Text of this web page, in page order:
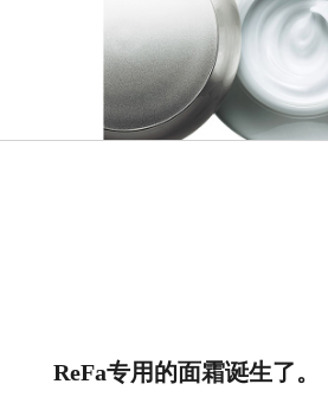
ReFa专用的面霜诞生了。